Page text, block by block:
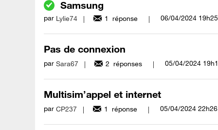
Samsung
par Lylie74 1 réponse ‎06/04/2024 19h25
Pas de connexion
par Sara67 2 réponses ‎05/04/2024
Multisim’appel et internet
par CP237 1 réponse ‎05/04/2024 22h26